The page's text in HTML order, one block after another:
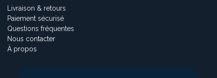
Livraison & retours
Paiement sécurisé
Questions fréquentes
Nous contacter
À propos